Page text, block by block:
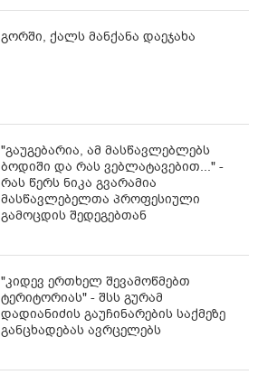
გორში, ქალს მანქანა დაეჯახა
"გაუგებარია, ამ მასწავლებლებს
ბოდიში და რას ვებლატავებით..." -
რას წერს ნიკა გვარამია
მასწავლებელთა პროფესიული
გამოცდის შედეგებთან
"კიდევ ერთხელ შევამოწმებთ
ტერიტორიას" - შსს გურამ
დადიანიძის გაუჩინარების საქმეზე
განცხადებას ავრცელებს